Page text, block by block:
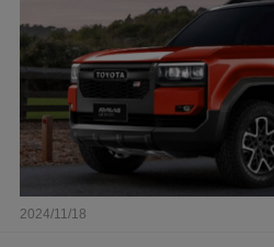
2024/11/18